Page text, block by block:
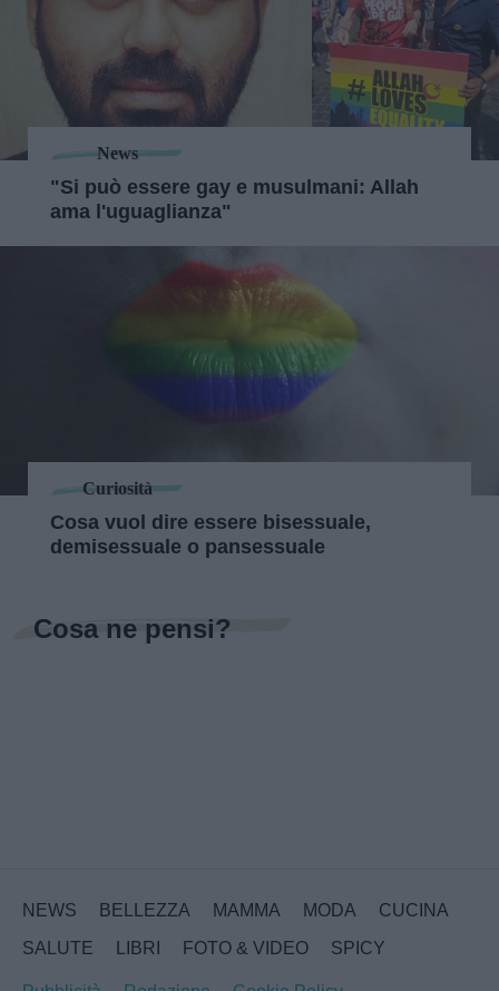
News
"Si può essere gay e musulmani: Allah
ama l'uguaglianza"
Curiosità
Cosa vuol dire essere bisessuale,
demisessuale o pansessuale
Cosa ne pensi?
NEWS BELLEZZA MAMMA MODA
CUCINA
SALUTE
LIBRI FOTO & VIDEO SPICY